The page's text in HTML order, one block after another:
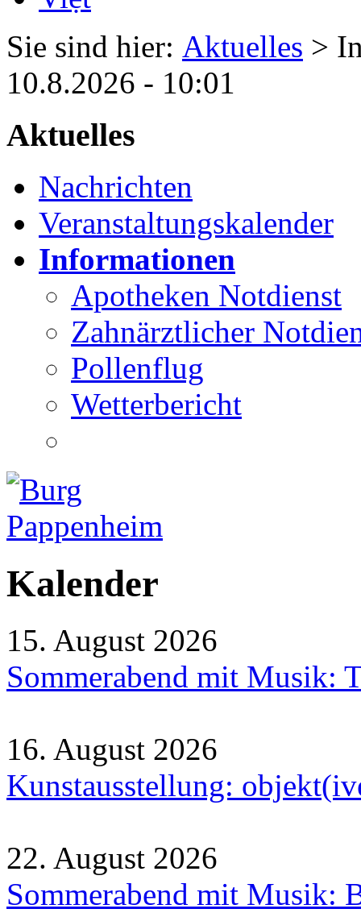
Sie sind hier: Aktuelles >
10.8.2026 - 10:01
Aktuelles
Nachrichten
Veranstaltungskalender
Informationen
Apotheken Notdienst
Zahnärztlicher
Pollenflug
Wetterbericht
Kalender
15. August 2026
Sommerabend mit Musik:
16. August 2026
Kunstausstellung:
22. August 2026
Sommerabend mit Musik: